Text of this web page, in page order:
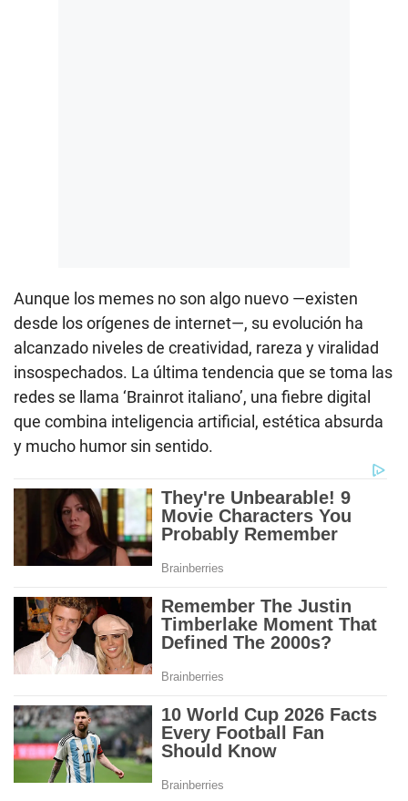
Aunque los memes no son algo nuevo —existen
desde los orígenes de internet—, su evolución ha
alcanzado niveles de creatividad, rareza y viralidad
insospechados. La última tendencia que se toma las
redes se llama ‘Brainrot italiano’, una fiebre digital
que combina inteligencia artificial, estética absurda
y mucho humor sin sentido.